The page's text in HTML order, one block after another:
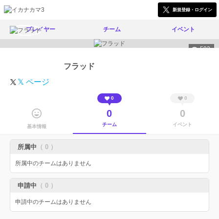
新規登録・ログイン
プレイヤー チーム イベント
592
フラッド
𝕏 ページ
基本情報
0
0
チーム
0
0
イベント
所属中 （ 0 ）
所属中のチームはありません
申請中 （ 0 ）
申請中のチームはありません